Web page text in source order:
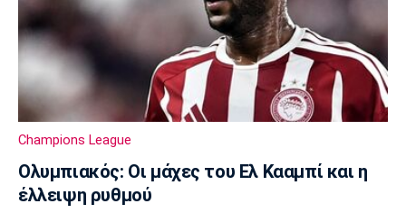
Σπορ
Mε δύο αθλητές η Ελλάδα στο Παγκόσμιο
Πρωτάθλημα Ιππασίας
12:50
Super League 1
Ατρόμητος: Πρόβα τζενεράλε με
Λεβαδειακό
12:40
Super League 1
Champions League
Ολυμπιακός: Οι μάχες του Ελ Κααμπί και η
έλλειψη ρυθμού